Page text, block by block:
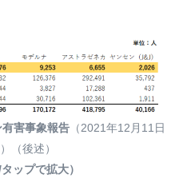
害事象報告 （2021年12月11日
（後述）
ップで拡大）